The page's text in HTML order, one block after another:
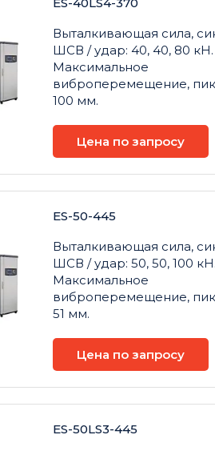
ES-40LS4-370
Выталкивающая сила,
ШСВ / удар: 40, 40, 80 кН.
Максимальное
виброперемещение,
100 мм.
Цена по запросу
ES-50-445
Выталкивающая сила,
ШСВ / удар: 50, 50, 100 кН.
Максимальное
виброперемещение,
51 мм.
Цена по запросу
ES-50LS3-445